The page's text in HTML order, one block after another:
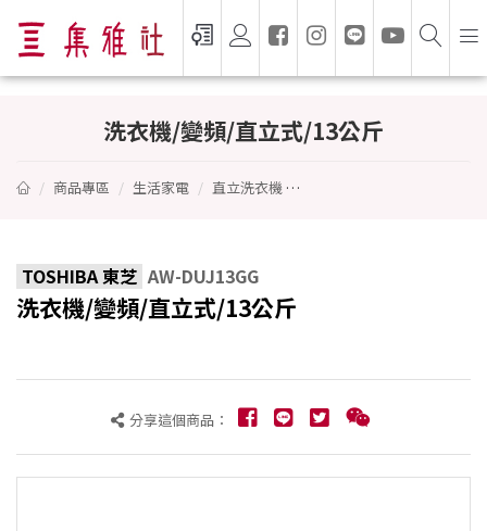
洗衣機/變頻/直立式/13公斤
商品專區 生活家電 直立洗衣機
TOSHIBA 東芝 AW-DUJ13GG
洗衣機/變頻/直立式/13公斤
分享這個商品：